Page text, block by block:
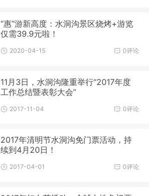
“惠”游新高度：水洞沟景区烧烤+游览
仅需39.9元啦！
0评论
2020-04-15
11月3日，水洞沟隆重举行“2017年度
工作总结暨表彰大会”
0评论
2017-11-04
2017年清明节水洞沟免门票活动，持
续到4月20日！
0评论
2017-04-01